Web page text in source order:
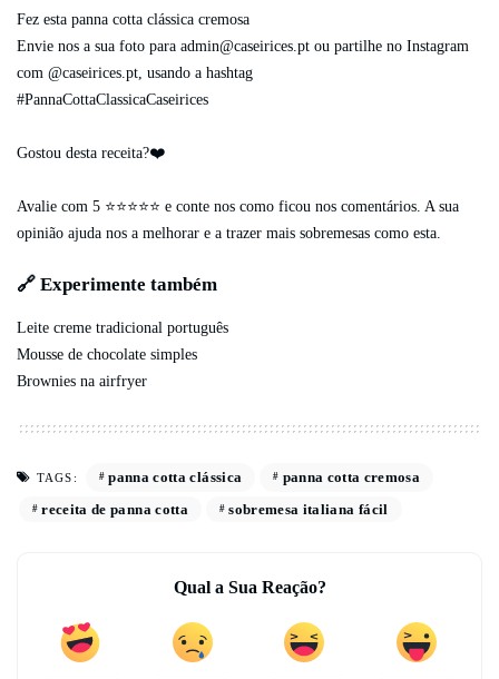
Fez esta panna cotta clássica cremosa
Envie nos a sua foto para admin@caseirices.pt ou partilhe no Instagram
com @caseirices.pt, usando a hashtag
#PannaCottaClassicaCaseirices
Gostou desta receita?❤️
Avalie com 5 ⭐️⭐️⭐️⭐️⭐️ e conte nos como ficou nos comentários. A sua
opinião ajuda nos a melhorar e a trazer mais sobremesas como esta.
🔗 Experimente também
Leite creme tradicional português
Mousse de chocolate simples
Brownies na airfryer
TAGS: panna cotta clássica
panna cotta cremosa
receita de panna cotta
sobremesa italiana fácil
Qual a Sua Reação?